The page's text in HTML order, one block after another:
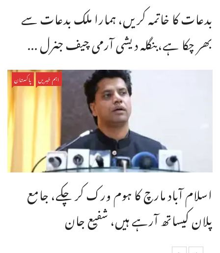
بدعات کا خاتمہ کریں، ہمارا ملک بدعات سے
بھر چکا ہے،بنگله دیشی آرمی چیف جنرل ...
اہم خبریں پاکستان
اسلام آباد مارچ کا ہوم ورک کر چکے، جامع
پلان کیساتھ آرہے ہیں، شفیع جان